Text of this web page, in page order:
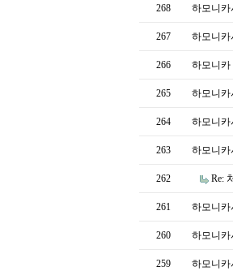
268 하모니카
267 하모니카
266 하모니카
265 하모니카
264 하모니카
263 하모니카
262 Re:
261 하모니카
260 하모니카
259 하모니카